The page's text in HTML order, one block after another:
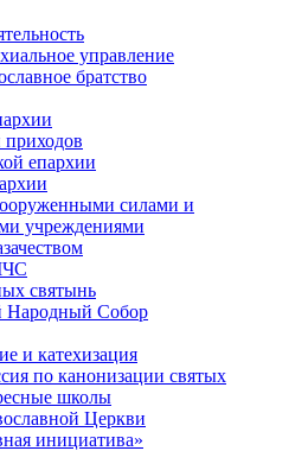
управление
братство
епархии
силами и
учреждениями
святынь
Народный Собор
и катехизация
по канонизации святых
школы
Церкви
инициатива»